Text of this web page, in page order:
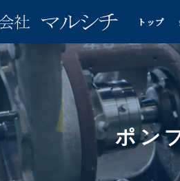
シチ 各種ポ
売・油圧プ
業メーカー
トップ
ポン